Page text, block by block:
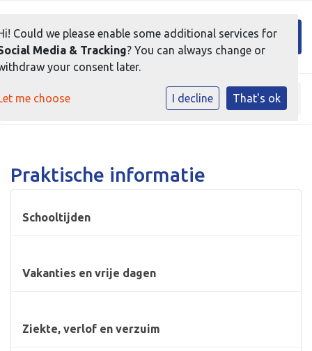
Praktische informatie
Praktische informatie
Schooltijden
Vakanties en vrije dagen
Ziekte, verlof en verzuim
Could we please enable some additional services for
Media & Tracking? You can always change or
your consent later.
me choose I decline That's ok